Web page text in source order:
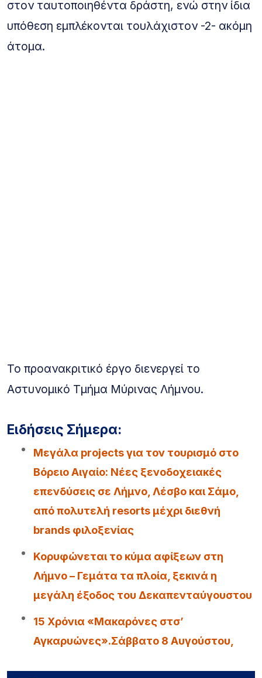
στον ταυτοποιηθέντα δράστη, ενώ στην ίδια
υπόθεση εμπλέκονται τουλάχιστον -2- ακόμη
άτομα.
Το προανακριτικό έργο διενεργεί το
Αστυνομικό Τμήμα Μύρινας Λήμνου.
Ειδήσεις Σήμερα:
Μεγάλα projects για τον τουρισμό στο
Βόρειο Αιγαίο: Νέες ξενοδοχειακές
επενδύσεις σε Λήμνο, Λέσβο και Σάμο,
από πολυτελή resorts μέχρι διεθνή
brands φιλοξενίας
Κορυφώνεται το κύμα αφίξεων στη
Λήμνο – Γεμάτα τα πλοία, ξεκινά η
μεγάλη έξοδος του Δεκαπενταύγουστου
15 Χρόνια «Μακαρόνες στσ’
Αγκαρυώνες».Σάββατο 8 Αυγούστου,